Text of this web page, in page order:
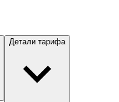
Детали тарифа